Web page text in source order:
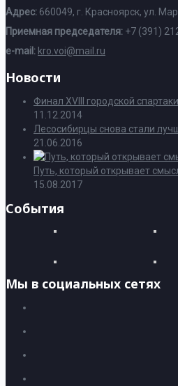
Адрес: 660049, г. Красноярск, ул.
Приемная председателя: +7 (391)
e-mail: kro.voi@mail.ru
Новости
Финал XVIII городской
11.12.2014
Лесосибирцы снова стали
21.06.2016
Путь, который открывает
15.08.2017
События
Мы в социальных сетях